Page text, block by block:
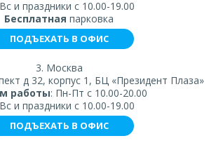
и праздники с 10.00-19.00
Бесплатная парковка
ПОДЪЕХАТЬ В ОФИС
3. Москва
д 32, корпус 1, БЦ «Президент Плаза»
работы: Пн-Пт с 10.00-20.00
и праздники с 10.00-19.00
ПОДЪЕХАТЬ В ОФИС